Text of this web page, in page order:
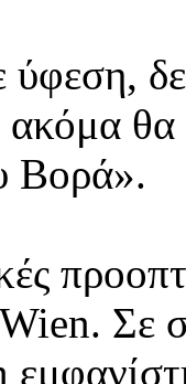
ύφεση,
ακόμα
Βορά».
Σε